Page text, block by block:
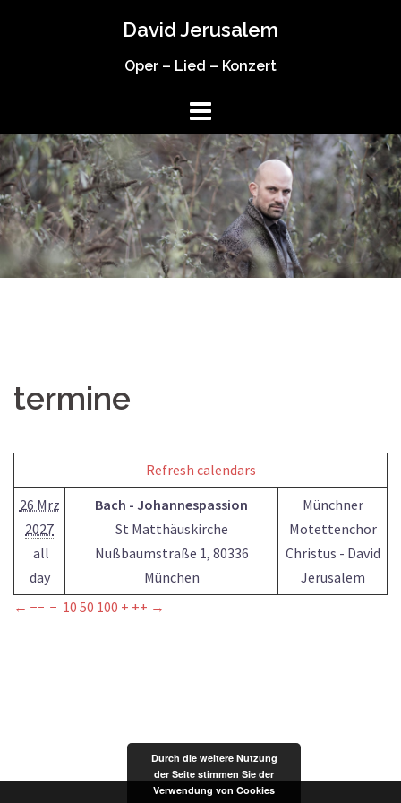
David Jerusalem
Oper – Lied – Konzert
termine
Refresh calendars
26 Mrz
2027
all
day
Bach - Johannespassion
St Matthäuskirche
Nußbaumstraße 1, 80336
München
Münchner
Motettenchor
Christus - David
Jerusalem
← −− − 10 50 100 + ++ →
Durch die weitere Nutzung
der Seite stimmen Sie der
Verwendung von Cookies